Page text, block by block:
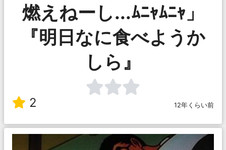
燃えねーし...ﾑﾆｬﾑﾆｬ」
『明日なに食べようか
しら』
2 12年くらい前